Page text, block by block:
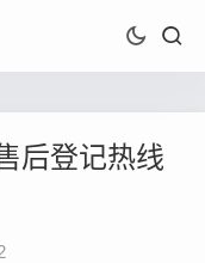
后登记热线